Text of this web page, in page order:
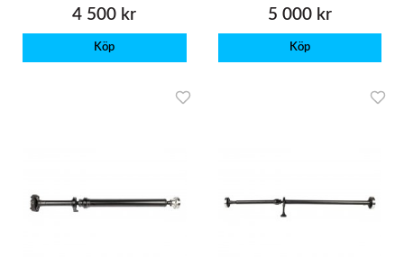
4 500 kr
Köp
5 000 kr
Köp